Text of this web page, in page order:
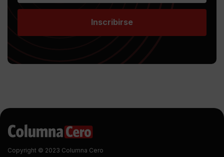
Inscribirse
Copyright © 2023 Columna Cero